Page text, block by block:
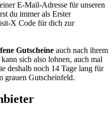
E-Mail-Adresse für unseren
du immer als Erster
X Code für dich zur
Gutscheine auch nach ihrem
sich also lohnen, auch mal
deshalb noch 14 Tage lang für
grauen Gutscheinfeld.